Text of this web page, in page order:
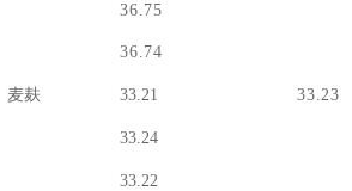
36.75
36.74
麦麸 33.21 33.23
33.24
33.22